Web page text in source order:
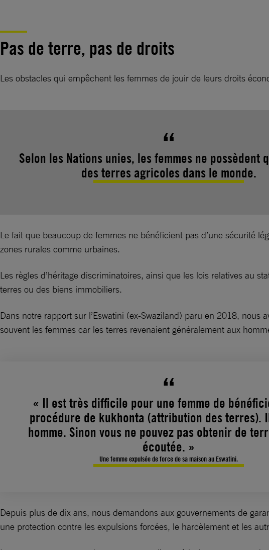
Pas de terre, pas de droits
Les obstacles qui empêchent les femmes de jouir de leurs droits
Selon les Nations unies, les femmes ne possèdent
des terres agricoles dans le monde.
Le fait que beaucoup de femmes ne bénéficient pas d’une sécurité
zones rurales comme urbaines.
Les règles d’héritage discriminatoires, ainsi que les lois relatives au
terres ou des biens immobiliers.
Dans notre rapport sur l’Eswatini (ex-Swaziland) paru en 2018,
souvent les femmes car les terres revenaient généralement aux
« Il est très difficile pour une femme de
procédure de kukhonta (attribution des terres).
homme. Sinon vous ne pouvez pas obtenir de
écoutée. »
Une femme expulsée de force de sa maison au Eswatini.
Depuis plus de dix ans, nous demandons aux gouvernements de
une protection contre les expulsions forcées, le harcèlement et les